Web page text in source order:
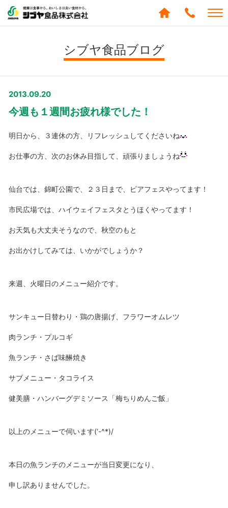
シブヤ食品ブログ
2013.09.20
今週も１週間お疲れ様でした！
明日から、３連休の方、リフレッシュしてくださいね
お仕事の方、次のお休み目指して、頑張りましょうね
仙台では、錦町公園で、２３日まで、ビアフェスやってます！
市民広場では、ハイウェイフェスタとうほくやってます！
お天気も大丈夫そうなので、秋空のもと
お出かけしてみては、いかがでしょうか？
来週、火曜日のメニュー紹介です。
サンキュー日替わり・鶏の唐揚げ、フラワーオムレツ
肉ランチ・プルコギ
魚ランチ・さば味醂焼き
サブメニュー・タコライス
健美膳・ハンバーグデミソース「梅ちりめんご飯」
以上のメニューで伺います(‘-^*)/
本日の魚ランチのメニューが当日変更になり、
申し訳ありませんでした。